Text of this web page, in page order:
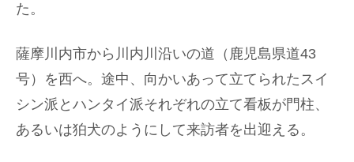
た。
薩摩川内市から川内川沿いの道（鹿児島県道43
号）を西へ。途中、向かいあって立てられたスイ
シン派とハンタイ派それぞれの立て看板が門柱、
あるいは狛犬のようにして来訪者を出迎える。